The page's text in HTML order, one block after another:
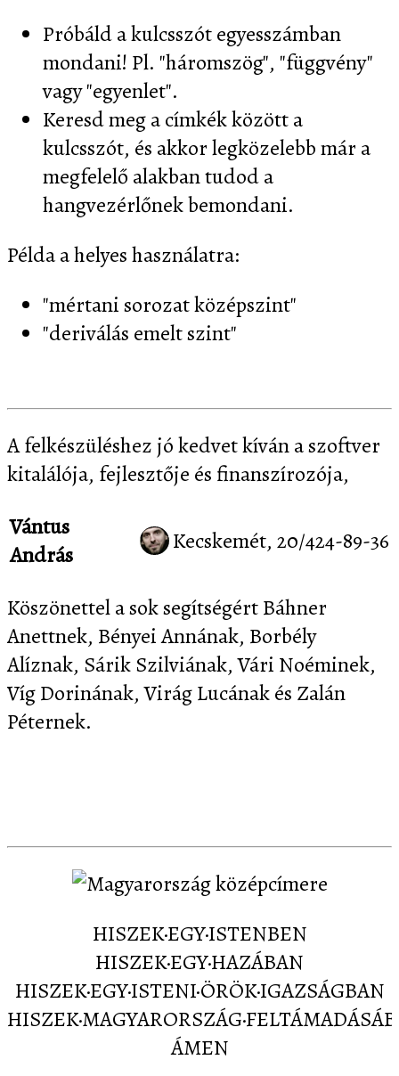
Próbáld a kulcsszót egyesszámban
mondani! Pl. "háromszög", "függvény"
vagy "egyenlet".
Keresd meg a címkék között a
kulcsszót, és akkor legközelebb már a
megfelelő alakban tudod a
hangvezérlőnek bemondani.
Példa a helyes használatra:
"mértani sorozat középszint"
"deriválás emelt szint"
A felkészüléshez jó kedvet kíván a szoftver
kitalálója, fejlesztője és finanszírozója,
Vántus
András
Kecskemét, 20/424-89-36
Köszönettel a sok segítségért Báhner
Anettnek, Bényei Annának, Borbély
Alíznak, Sárik Szilviának, Vári Noéminek,
Víg Dorinának, Virág Lucának és Zalán
Péternek.
HISZEK·EGY·ISTENBEN
HISZEK·EGY·HAZÁBAN
HISZEK·EGY·ISTENI·ÖRÖK·IGAZSÁGBAN
ÁMEN